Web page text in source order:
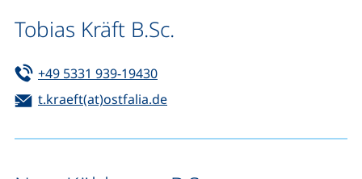
Tobias Kräft B.Sc.
Tel:
+49 5331 939-19430(startet einen Telefonanruf,
E-Mail:
t.kraeft(at)ostfalia.de(öffnet Ihr E-Mail-Programm)